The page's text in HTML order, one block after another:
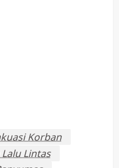
Korban
Lintas